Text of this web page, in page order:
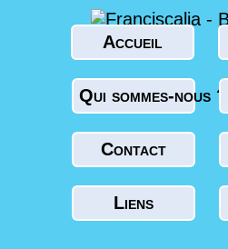
Accueil
Qui sommes-nous ?
Contact
Liens